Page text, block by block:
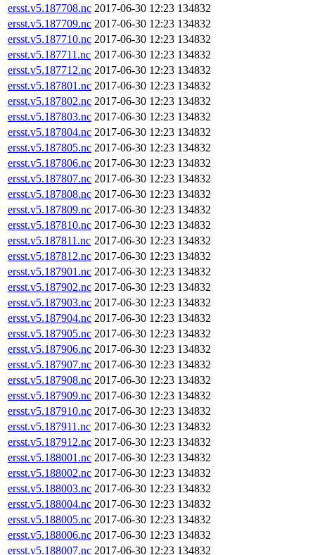
ersst.v5.187708.nc 2017-06-30 12:23 134832
ersst.v5.187709.nc 2017-06-30 12:23 134832
ersst.v5.187710.nc 2017-06-30 12:23 134832
ersst.v5.187711.nc 2017-06-30 12:23 134832
ersst.v5.187712.nc 2017-06-30 12:23 134832
ersst.v5.187801.nc 2017-06-30 12:23 134832
ersst.v5.187802.nc 2017-06-30 12:23 134832
ersst.v5.187803.nc 2017-06-30 12:23 134832
ersst.v5.187804.nc 2017-06-30 12:23 134832
ersst.v5.187805.nc 2017-06-30 12:23 134832
ersst.v5.187806.nc 2017-06-30 12:23 134832
ersst.v5.187807.nc 2017-06-30 12:23 134832
ersst.v5.187808.nc 2017-06-30 12:23 134832
ersst.v5.187809.nc 2017-06-30 12:23 134832
ersst.v5.187810.nc 2017-06-30 12:23 134832
ersst.v5.187811.nc 2017-06-30 12:23 134832
ersst.v5.187812.nc 2017-06-30 12:23 134832
ersst.v5.187901.nc 2017-06-30 12:23 134832
ersst.v5.187902.nc 2017-06-30 12:23 134832
ersst.v5.187903.nc 2017-06-30 12:23 134832
ersst.v5.187904.nc 2017-06-30 12:23 134832
ersst.v5.187905.nc 2017-06-30 12:23 134832
ersst.v5.187906.nc 2017-06-30 12:23 134832
ersst.v5.187907.nc 2017-06-30 12:23 134832
ersst.v5.187908.nc 2017-06-30 12:23 134832
ersst.v5.187909.nc 2017-06-30 12:23 134832
ersst.v5.187910.nc 2017-06-30 12:23 134832
ersst.v5.187911.nc 2017-06-30 12:23 134832
ersst.v5.187912.nc 2017-06-30 12:23 134832
ersst.v5.188001.nc 2017-06-30 12:23 134832
ersst.v5.188002.nc 2017-06-30 12:23 134832
ersst.v5.188003.nc 2017-06-30 12:23 134832
ersst.v5.188004.nc 2017-06-30 12:23 134832
ersst.v5.188005.nc 2017-06-30 12:23 134832
ersst.v5.188006.nc 2017-06-30 12:23 134832
ersst.v5.188007.nc 2017-06-30 12:23 134832